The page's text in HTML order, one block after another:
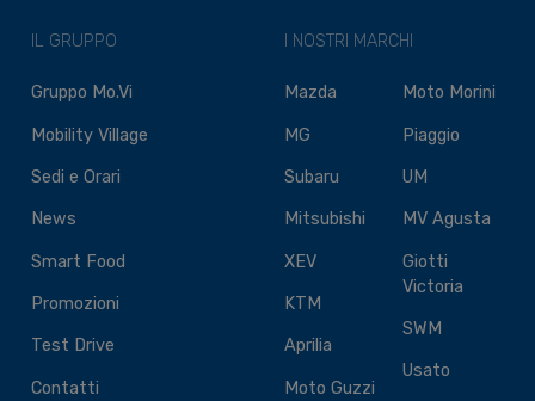
IL GRUPPO
Gruppo Mo.Vi
Mobility Village
Sedi e Orari
News
Smart Food
Promozioni
Test Drive
Contatti
I NOSTRI MARCHI
Mazda
MG
Subaru
Mitsubishi
XEV
KTM
Aprilia
Moto Guzzi
Moto Morini
Piaggio
UM
MV Agusta
Giotti
Victoria
SWM
Usato